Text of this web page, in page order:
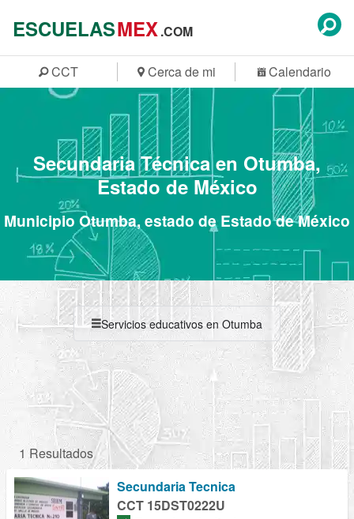
ESCUELASMEX.COM
CCT Cerca de mi Calendario
Secundaria Técnica en Otumba,
Estado de México
Municipio Otumba, estado de Estado de México
Servicios educativos en Otumba
1 Resultados
Secundaria Tecnica
CCT 15DST0222U